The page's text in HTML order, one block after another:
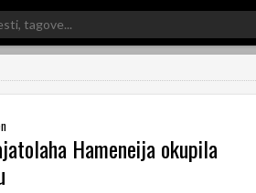
Hameneija okupila